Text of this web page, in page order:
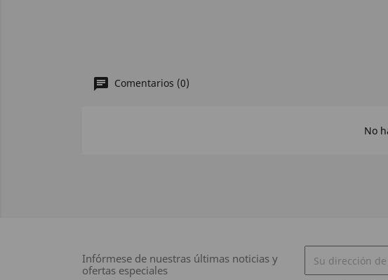
Comentarios (0)
No
Infórmese de nuestras últimas noticias y
ofertas especiales